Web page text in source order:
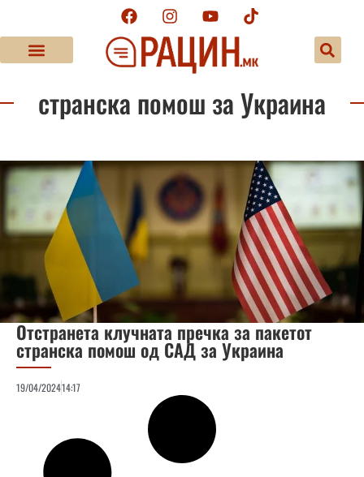
странска помош за Украина
Отстранета клучната пречка за пакетот
странска помош од САД за Украина
19/04/202414:17